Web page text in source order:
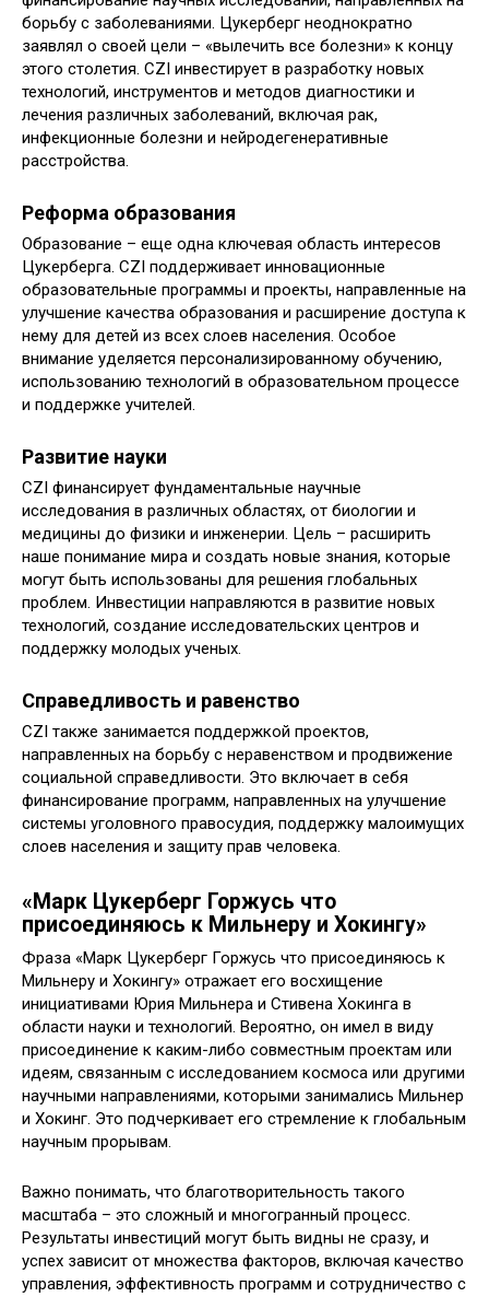
борьбу с заболеваниями. Цукерберг неоднократно
заявлял о своей цели – «вылечить все болезни» к концу
этого столетия. CZI инвестирует в разработку новых
технологий, инструментов и методов диагностики и
лечения различных заболеваний, включая рак,
инфекционные болезни и нейродегенеративные
расстройства.
Реформа образования
Образование – еще одна ключевая область интересов
Цукерберга. CZI поддерживает инновационные
образовательные программы и проекты, направленные на
улучшение качества образования и расширение доступа к
нему для детей из всех слоев населения. Особое
внимание уделяется персонализированному обучению,
использованию технологий в образовательном процессе
и поддержке учителей.
Развитие науки
CZI финансирует фундаментальные научные
исследования в различных областях, от биологии и
медицины до физики и инженерии. Цель – расширить
наше понимание мира и создать новые знания, которые
могут быть использованы для решения глобальных
проблем. Инвестиции направляются в развитие новых
технологий, создание исследовательских центров и
поддержку молодых ученых.
Справедливость и равенство
CZI также занимается поддержкой проектов,
направленных на борьбу с неравенством и продвижение
социальной справедливости. Это включает в себя
финансирование программ, направленных на улучшение
системы уголовного правосудия, поддержку малоимущих
слоев населения и защиту прав человека.
«Марк Цукерберг Горжусь что
присоединяюсь к Мильнеру и Хокингу»
Фраза «Марк Цукерберг Горжусь что присоединяюсь к
Мильнеру и Хокингу» отражает его восхищение
инициативами Юрия Мильнера и Стивена Хокинга в
области науки и технологий. Вероятно, он имел в виду
присоединение к каким-либо совместным проектам или
идеям, связанным с исследованием космоса или другими
научными направлениями, которыми занимались Мильнер
и Хокинг. Это подчеркивает его стремление к глобальным
научным прорывам.
Важно понимать, что благотворительность такого
масштаба – это сложный и многогранный процесс.
Результаты инвестиций могут быть видны не сразу, и
успех зависит от множества факторов, включая качество
управления, эффективность программ и сотрудничество с